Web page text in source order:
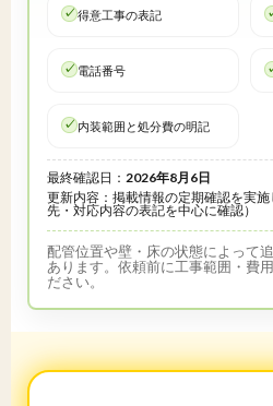
得意工事の表記
電話番号
内装範囲と処分費の明記
最終確認日： 2026年8月6日
更新内容：掲載情報の定期確認を実
先・対応内容の表記を中心に確認）
配管位置や壁・床の状態によって
あります。依頼前に工事範囲・費
ださい。